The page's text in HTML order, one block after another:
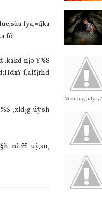
fya;=fjka
fõ'
njo Y%S
f,alïjrhd
,xldjg úÿ,sh
rdcH úÿ,sn,
Monday, July